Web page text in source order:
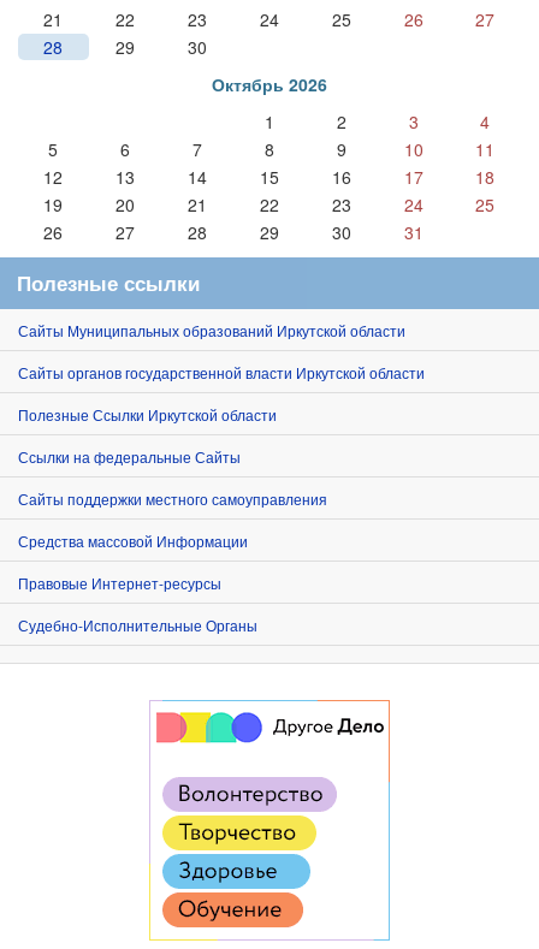
21
22 23 24 25 26
27
28
29
30
Октябрь 2026
1
2 3
4
5
6 7 8 9 10
11
12
13 14 15 16 17
18
19
20 21 22 23 24
25
26
27 28 29 30 31
Полезные ссылки
Сайты Муниципальных образований Иркутской области
Сайты органов государственной власти Иркутской области
Полезные Ссылки Иркутской области
Ссылки на федеральные Сайты
Сайты поддержки местного самоуправления
Средства массовой Информации
Правовые Интернет-ресурсы
Судебно-Исполнительные Органы